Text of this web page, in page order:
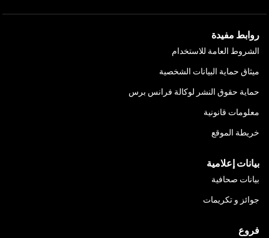
روابط مفيدة
الشروط العامة للاستخدام
ميثاق حماية البيانات الشخصية
حماية حقوق النشر لوكالة فرانس برس
معلومات قانونية
خريطة الموقع
بيانات إعلامية
بيانات صحافية
جوائز و تكريمات
فروع